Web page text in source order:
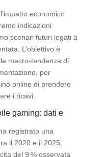
economico
indicazioni
scenari futuri legati a
L’obiettivo è
macro‑tendenza di
per
online di prendere
i ricavi.
gaming: dati e
registrato una
il 2020 e il 2025,
del 9 % osservata